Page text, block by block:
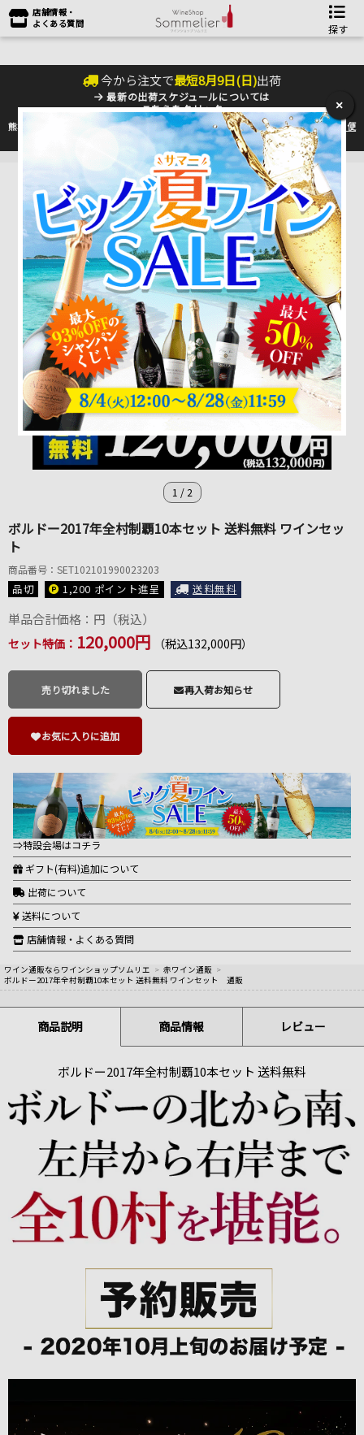
店舗情報・
よくある質問
探す
今から注文で最短8月9日(日)出荷
最新の出荷スケジュールについては
こちらをクリック
熊本地震の影響により九州への配送に遅れが生じております。最新情報は佐川急便
のHP
をご確認下さい。
1 / 2
ボルドー2017年全村制覇10本セット 送料無料 ワインセッ
ト
商品番号：SET102101990023203
品切 1,200 ポイント進呈 送料無料
単品合計価格： 円（税込）
セット特価： 120,000円 （税込132,000円）
売り切れました 再入荷お知らせ
お気に入りに追加
⇒特設会場はコチラ
ギフト(有料)追加について
出荷について
送料について
店舗情報・よくある質問
ワイン通販ならワインショップソムリエ > 赤ワイン通販 >
ボルドー2017年全村制覇10本セット 送料無料 ワインセット 通販
商品説明 商品情報 レビュー
ボルドー2017年全村制覇10本セット 送料無料
×